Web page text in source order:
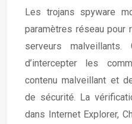
Les trojans spyware
paramètres réseau
serveurs malveillants.
d’intercepter les
contenu malveillant et
de sécurité. La
dans Internet Explorer,